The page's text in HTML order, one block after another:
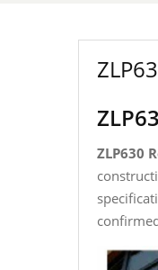
ZLP630